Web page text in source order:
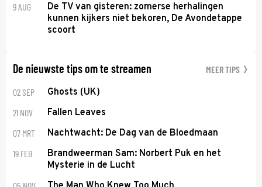
9 AUG
De TV van gisteren: zomerse herhalingen
kunnen kijkers niet bekoren, De Avondetappe
scoort
De nieuwste tips om te streamen MEER TIPS
02 SEP Ghosts (UK)
21 NOV Fallen Leaves
07 MRT Nachtwacht: De Dag van de Bloedmaan
19 FEB
Brandweerman Sam: Norbert Puk en het
Mysterie in de Lucht